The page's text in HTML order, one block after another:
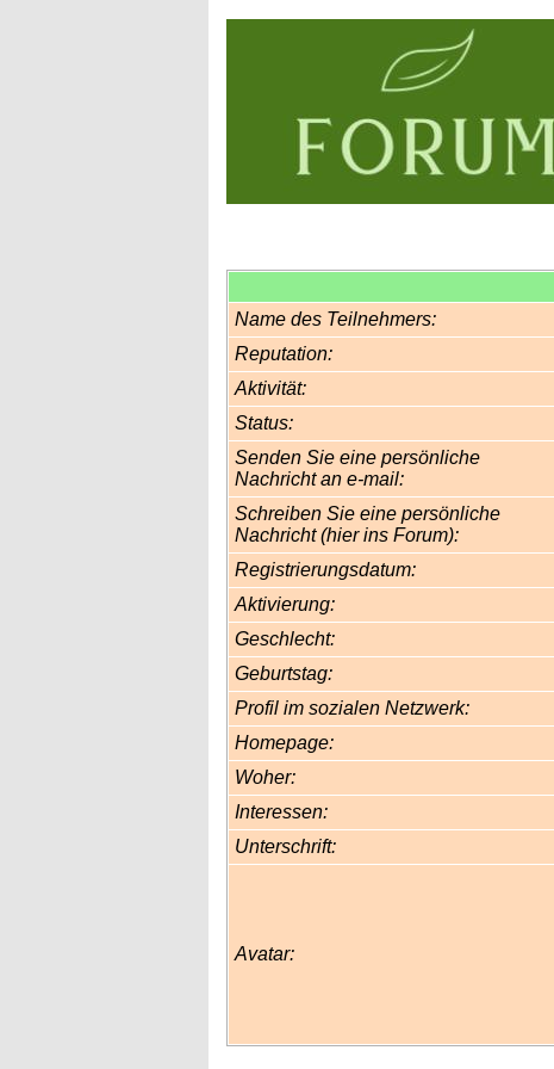
Name des Teilnehmers:
Reputation:
Aktivität:
Status:
Senden Sie eine persönliche
Nachricht an e-mail:
Schreiben Sie eine persönliche
Nachricht (hier ins Forum):
Registrierungsdatum:
Aktivierung:
Geschlecht:
Geburtstag:
Profil im sozialen Netzwerk:
Homepage:
Woher:
Interessen:
Unterschrift:
Avatar: